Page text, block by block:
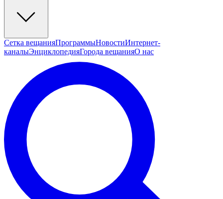
Сетка вещанияПрограммыНовостиИнтернет-
каналыЭнциклопедияГорода вещанияО нас